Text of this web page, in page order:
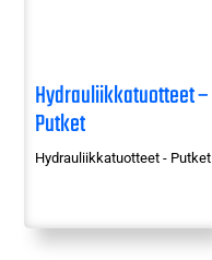
Hydrauliikkatuotteet –
Putket
Hydrauliikkatuotteet - Putket